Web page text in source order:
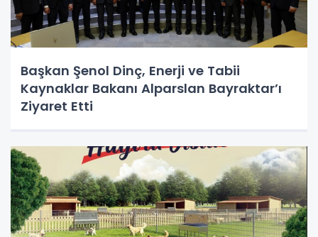
Başkan Şenol Dinç, Enerji ve Tabii
Kaynaklar Bakanı Alparslan Bayraktar’ı
Ziyaret Etti